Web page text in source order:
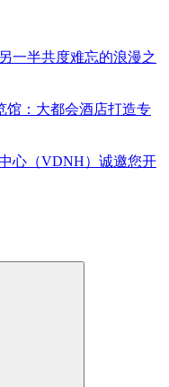
一半共度难忘的浪漫之
馆：大都会酒店打造专
心（VDNH）诚邀您开